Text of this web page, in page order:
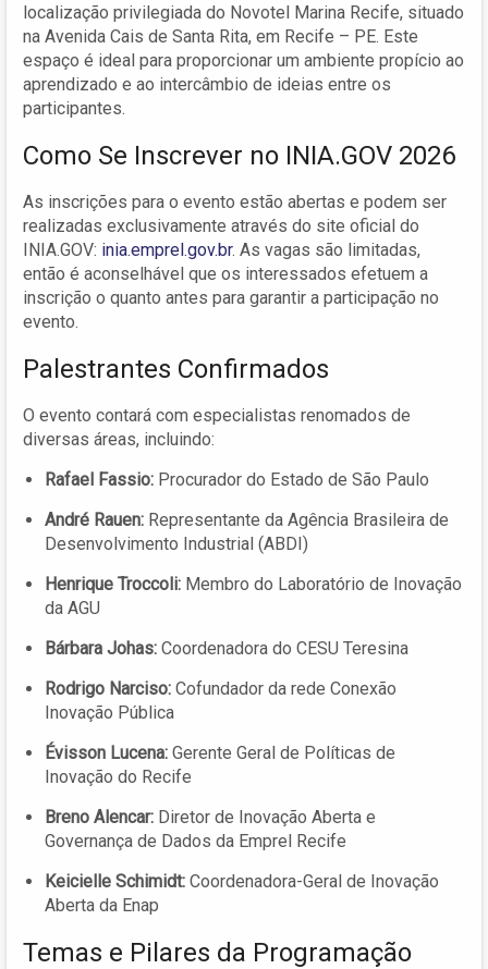
localização privilegiada do Novotel Marina Recife, situado
na Avenida Cais de Santa Rita, em Recife – PE. Este
espaço é ideal para proporcionar um ambiente propício ao
aprendizado e ao intercâmbio de ideias entre os
participantes.
Como Se Inscrever no INIA.GOV 2026
As inscrições para o evento estão abertas e podem ser
realizadas exclusivamente através do site oficial do
INIA.GOV: inia.emprel.gov.br. As vagas são limitadas,
então é aconselhável que os interessados efetuem a
inscrição o quanto antes para garantir a participação no
evento.
Palestrantes Confirmados
O evento contará com especialistas renomados de
diversas áreas, incluindo:
Rafael Fassio: Procurador do Estado de São Paulo
André Rauen: Representante da Agência Brasileira de
Desenvolvimento Industrial (ABDI)
Henrique Troccoli: Membro do Laboratório de Inovação
da AGU
Bárbara Johas: Coordenadora do CESU Teresina
Rodrigo Narciso: Cofundador da rede Conexão
Inovação Pública
Évisson Lucena: Gerente Geral de Políticas de
Inovação do Recife
Breno Alencar: Diretor de Inovação Aberta e
Governança de Dados da Emprel Recife
Keicielle Schimidt: Coordenadora-Geral de Inovação
Aberta da Enap
Temas e Pilares da Programação